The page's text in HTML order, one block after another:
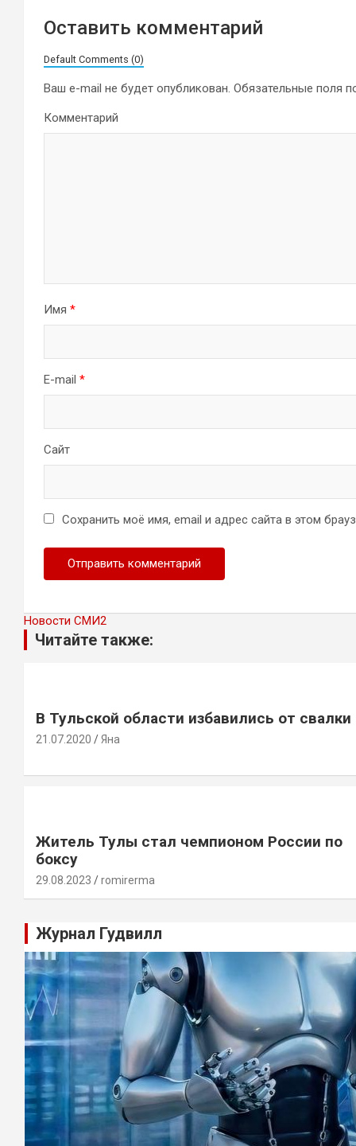
Оставить комментарий
Default Comments (0)
Ваш e-mail не будет опубликован. Обязательные поля
Комментарий
Имя *
E-mail *
Сайт
Сохранить моё имя, email и адрес сайта в этом
Новости СМИ2
Читайте также:
В Тульской области избавились от свалки
21.07.2020 Яна
Житель Тулы стал чемпионом России по
боксу
29.08.2023 romirerma
Журнал Гудвилл